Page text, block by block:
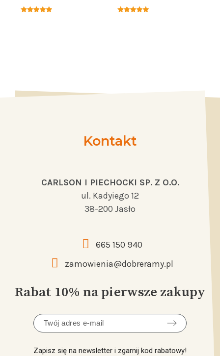
Kontakt
CARLSON I PIECHOCKI SP. Z O.O.
ul. Kadyiego 12
38-200 Jasło
665 150 940
zamowienia@dobreramy.pl
Rabat 10% na pierwsze zakupy
Zapisz się na newsletter i zgarnij kod rabatowy!